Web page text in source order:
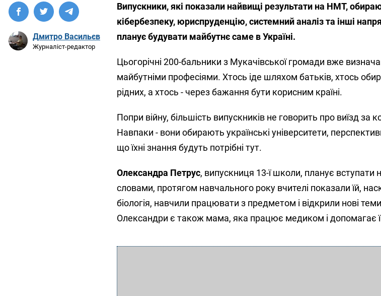
Дмитро Васильєв
Журналіст-редактор
Випускники, які показали найвищі результати на НМТ,
кібербезпеку, юриспруденцію, системний аналіз та інші
планує будувати майбутнє саме в Україні.
Цьогорічні 200-бальники з Мукачівської громади вже
майбутніми професіями. Хтось іде шляхом батьків, хтось
рідних, а хтось - через бажання бути корисним країні.
Попри війну, більшість випускників не говорить про виїзд за
Навпаки - вони обирають українські університети,
що їхні знання будуть потрібні тут.
Олександра Петрус, випускниця 13-ї школи, планує вступати
словами, протягом навчального року вчителі показали їй,
біологія, навчили працювати з предметом і відкрили нові
Олександри є також мама, яка працює медиком і допомагає